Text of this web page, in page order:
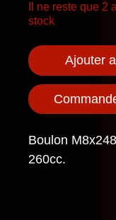
Il ne reste que 2
stock
Ajouter
Boulon
260cc.